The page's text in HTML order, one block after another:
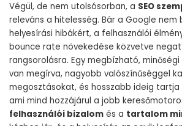
Végül, de nem utolsósorban, a SEO
releváns a hitelesség. Bár a Google
helyesírási hibákért, a felhasználói
bounce rate növekedése közvetve
rangsorolásra. Egy megbízható,
van megírva, nagyobb valószínűséggel
megosztásokat, és hosszabb ideig
ami mind hozzájárul a jobb
felhasználói bizalom és a tartalom